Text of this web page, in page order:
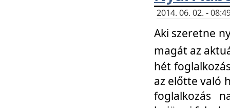
2014. 06. 02. -
Aki szeretne
magát az
hét
az előtte való
foglalkozás